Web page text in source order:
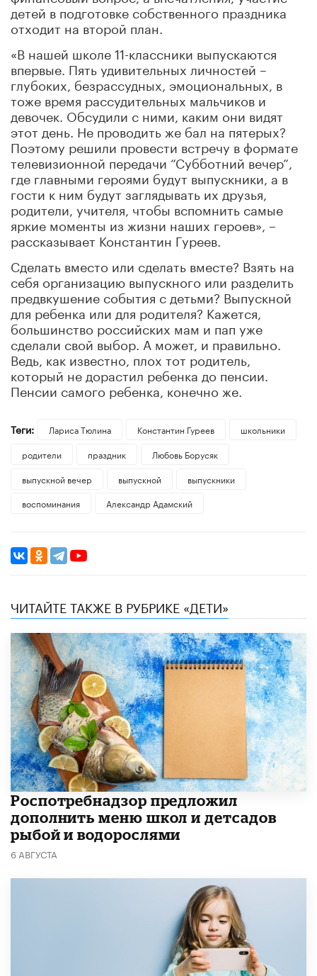
детей в подготовке собственного праздника
отходит на второй план.
«В нашей школе 11-классники выпускаются
впервые. Пять удивительных личностей –
глубоких, безрассудных, эмоциональных, в
тоже время рассудительных мальчиков и
девочек. Обсудили с ними, каким они видят
этот день. Не проводить же бал на пятерых?
Поэтому решили провести встречу в формате
телевизионной передачи “Субботний вечер”,
где главными героями будут выпускники, а в
гости к ним будут заглядывать их друзья,
родители, учителя, чтобы вспомнить самые
яркие моменты из жизни наших героев», –
рассказывает Константин Гуреев.
Сделать вместо или сделать вместе? Взять на
себя организацию выпускного или разделить
предвкушение события с детьми? Выпускной
для ребенка или для родителя? Кажется,
большинство российских мам и пап уже
сделали свой выбор. А может, и правильно.
Ведь, как известно, плох тот родитель,
который не дорастил ребенка до пенсии.
Пенсии самого ребенка, конечно же.
Теги: Лариса Тюлина Константин Гуреев
школьники
родители
праздник
Любовь Борусяк
выпускной вечер
выпускной
выпускники
воспоминания
Александр Адамский
ЧИТАЙТЕ ТАКЖЕ В РУБРИКЕ «ДЕТИ»
Роспотребнадзор предложил
дополнить меню школ и детсадов
рыбой и водорослями
6 АВГУСТА